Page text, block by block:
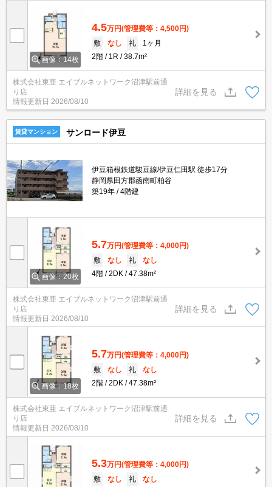
画像：14枚
4.5万円(管理費等：4,500円)
敷
なし 礼
1ヶ月
2階
1R 38.7m²
株式会社東亜 エイブルネットワーク沼津駅前通
り店
情報更新日 2026/08/10
詳細を見る
賃貸マンション サンロード伊豆
伊豆箱根鉄道駿豆線/伊豆仁田駅 徒歩17分
静岡県田方郡函南町柏谷
築19年
4階建
画像：20枚
5.7万円(管理費等：4,000円)
敷
なし 礼
なし
4階
2DK 47.38m²
株式会社東亜 エイブルネットワーク沼津駅前通
り店
情報更新日 2026/08/10
詳細を見る
画像：18枚
5.7万円(管理費等：4,000円)
敷
なし 礼
なし
2階
2DK 47.38m²
株式会社東亜 エイブルネットワーク沼津駅前通
り店
情報更新日 2026/08/10
詳細を見る
5.3万円(管理費等：4,000円)
敷
なし 礼
なし